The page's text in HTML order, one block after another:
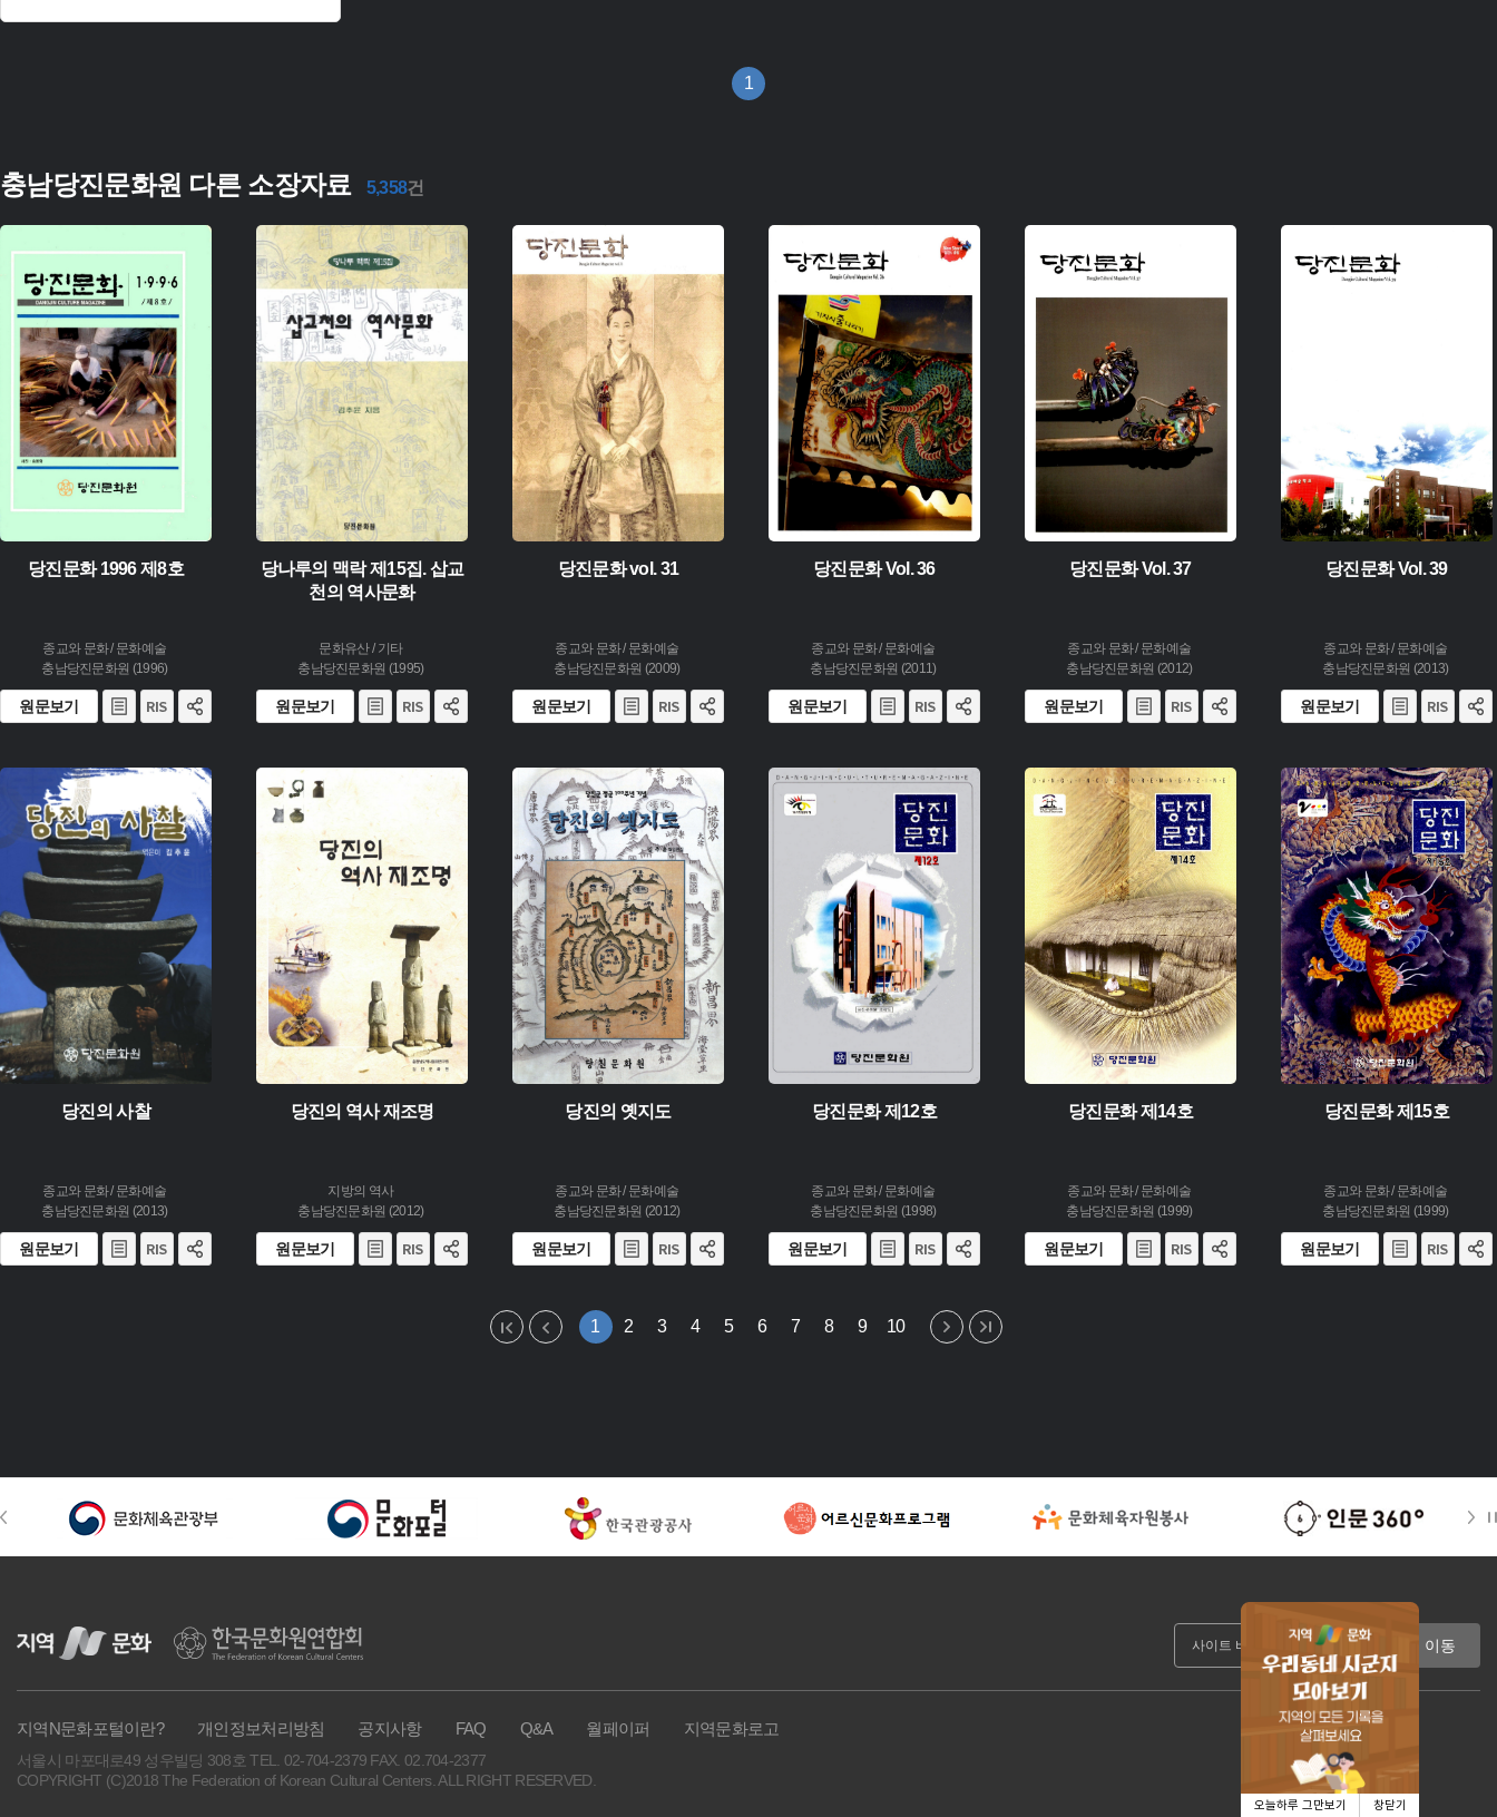
1
충남당진문화원 다른 소장자료 5,358건
주제 :
유형 :
생산 :
소장 :
당진문화 1996 제8호
종교와 문화 / 문화예술
충남당진문화원 (1996)
원문보기
주제 :
유형 :
생산 :
소장 :
당나루의 맥락 제15집. 삽교
천의 역사문화
문화유산 / 기타
충남당진문화원 (1995)
원문보기
주제 :
유형 :
생산 :
소장 :
당진문화 vol. 31
종교와 문화 / 문화예술
충남당진문화원 (2009)
원문보기
주제 :
유형 :
생산 :
소장 :
당진문화 Vol. 36
종교와 문화 / 문화예술
충남당진문화원 (2011)
원문보기
주제 :
당진문화 Vol. 37
종교와 문화 / 문화예술
충남당진문화원 (2012)
원문보기
당진문화 Vol. 39
종교와 문화 / 문화예술
충남당진문화원 (2013)
원문보기
주제 :
유형 :
발행 :
생산 :
소장 :
당진의 사찰
종교와 문화 / 문화예술
충남당진문화원 (2013)
원문보기
주제 :
생산 :
당진의 역사 재조명
지방의 역사
충남당진문화원 (2012)
원문보기
주제 :
유형 :
발행 :
생산 :
소장 :
당진의 옛지도
종교와 문화 / 문화예술
충남당진문화원 (2012)
원문보기
소장 :
당진문화 제12호
종교와 문화 / 문화예술
충남당진문화원 (1998)
원문보기
주제 :
유형 :
생산 :
소장 :
당진문화 제14호
종교와 문화 / 문화예술
충남당진문화원 (1999)
원문보기
주제 :
유형 :
생산 :
소장 :
당진문화 제15호
종교와 문화 / 문화예술
충남당진문화원 (1999)
원문보기
1 2 3 4 5 6 7 8 9 10
이동
지역N문화포털이란? 개인정보처리방침 공지사항 FAQ Q&A 월페이퍼 지역문화로고
서울시 마포대로49 성우빌딩 308호TEL. 02-704-2379 FAX. 02.704-2377
COPYRIGHT (C)2018 The Federation of Korean Cultural Centers. ALL RIGHT RESERVED.
오늘하루 그만보기 창닫기